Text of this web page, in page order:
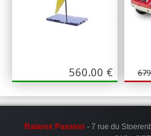
560.00 €
Raiarox Passion - 7 rue du